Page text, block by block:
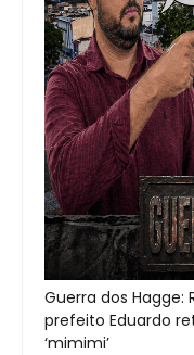
Guerra dos Hagge:
prefeito Eduardo
‘mimimi’